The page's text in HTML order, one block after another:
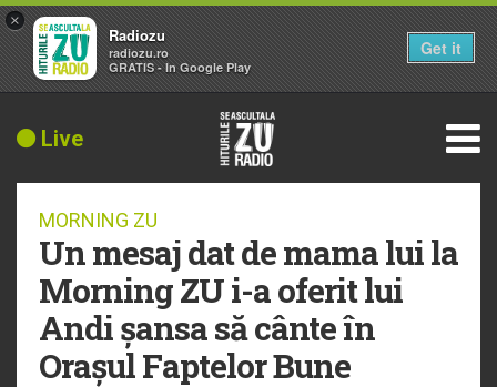
Live
MORNING ZU
Un mesaj dat de mama lui la
Morning ZU i-a oferit lui
Andi șansa să cânte în
Orașul Faptelor Bune
×
Radiozu
radiozu.ro
GRATIS - In Google Play
Get it